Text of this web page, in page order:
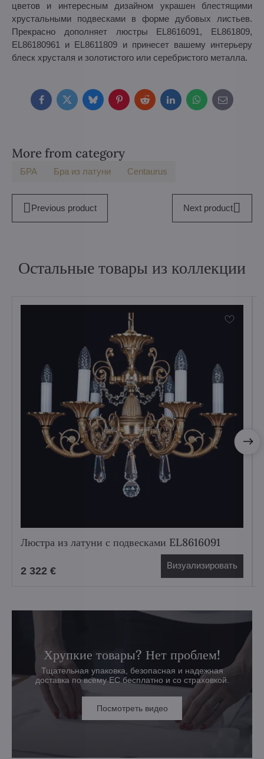
цветов и интересным дизайном украшен блестящими
хрустальными подвесками в форме дубовых листьев.
Прекрасно дополняет люстры EL8616091, EL861809,
EL86180961 и EL8611809 и принесет вашему интерьеру
блеск хрусталя и золотистого или серебристого металла.
FacebookTwitterBlueskyPinterestRedditLinkedInWhatsApp
E-
mail
More from category
БPA Бра из латуни Centaurus
Previous product Next product
Остальные товары из коллекции
Люстра из латуни с подвесками EL8616091
2 322 € Визуализировать
Хрупкие товары? Нет проблем!
Тщательная упаковка, безопасная и надежная
доставка по всему ЕС бесплатно и со страховкой.
Посмотреть видео